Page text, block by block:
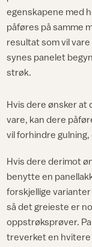
egenskapene med
påføres på samme
resultat som vil
synes panelet
strøk.
Hvis dere ønsker at
vare, kan dere
vil forhindre
Hvis dere derimot
benytte en
forskjellige
så det greieste er
oppstrøksprøver.
treverket en